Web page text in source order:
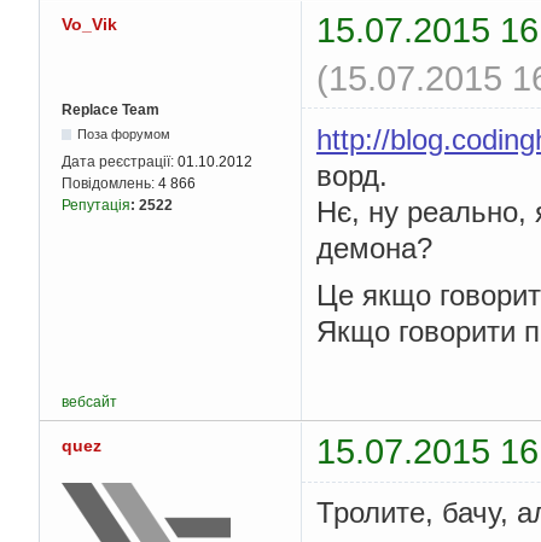
Vo_Vik
15.07.2015
(15.07.2015
Replace Team
Поза форумом
Дата реєстрації: 01.10.2012
Повідомлень: 4 866
Репутація: 2522
http://
ворд.
Нє, ну реально,
демона?
Це якщо
Якщо говорити
вебсайт
quez 15.07.2015
Тролите, бачу,